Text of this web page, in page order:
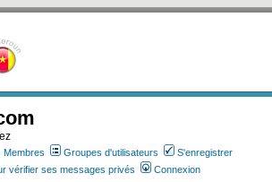
Membres Groupes d'utilisateurs
S'enregistrer
vérifier ses messages privés Connexion